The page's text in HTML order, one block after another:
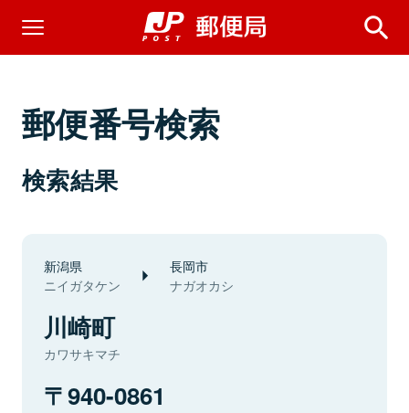
郵便番号検索
検索結果
新潟県
ニイガタケン
長岡市
ナガオカシ
川崎町
カワサキマチ
940-0861